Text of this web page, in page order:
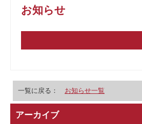
お知らせ
一覧に戻る： お知らせ一覧
アーカイブ